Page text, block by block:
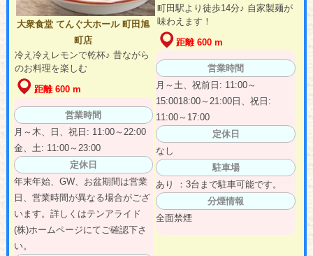
大衆食堂 てんぐ大ホール 町田旭
町店
冷え冷えレモンで乾杯♪ 昔ながら
のお料理を楽しむ
距離 600 m
営業時間
月～木、日、祝日: 11:00～22:00
金、土: 11:00～23:00
定休日
年末年始、GW、お盆期間は営業
日、営業時間が異なる場合がござ
います。詳しくはテンアライド
(株)ホームページにてご確認下さ
い。
町田駅より徒歩14分♪ 自家製麺が
味わえます！
距離 600 m
営業時間
月～土、祝前日: 11:00～
15:0018:00～21:00日、祝日:
11:00～17:00
定休日
なし
駐車場
あり ：3台まで駐車可能です。
分煙情報
全面禁煙